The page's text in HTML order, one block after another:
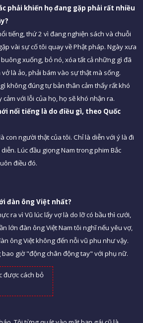
phải khiến họđang gặp phải rất nhiều
?
tiếng, thứ 2 vì đang nghiện sách và chuỗi
vài sự cố tôi quay về Phật pháp. Ngày xưa
xuống, bỏ nó, xóa tất cả những gì đã
là ảo, phải bám vào sự thật mà sống.
không đúng tự bản thân cảm thấy rất khó
với lỗi của họ, họ sẽ khó nhận ra.
nổi tiếng là do điều gì, theo Quốc
con người thật của tôi. Chỉ là diễn với ý là đi
Lúc đầu giọng Nam trong phim Bắc
điều đó.
đàn ông Việt nhất?
ra vì Vũ lúc lấy vợ là do lỡ có bầu thì cưới,
lớn đàn ông Việt Nam tôi nghĩ nếu yêu vợ,
ông Việt không đến nỗi vũ phu như vậy.
giờ "động chân động tay" với phụ nữ.